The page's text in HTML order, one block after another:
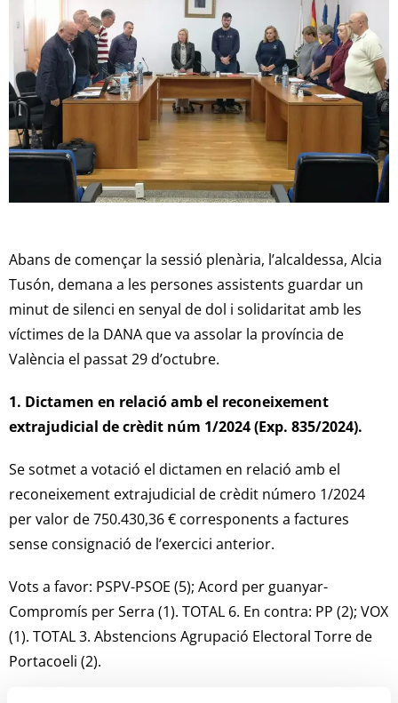
Abans de començar la sessió plenària, l’alcaldessa, Alcia
Tusón, demana a les persones assistents guardar un
minut de silenci en senyal de dol i solidaritat amb les
víctimes de la DANA que va assolar la província de
València el passat 29 d’octubre.
1. Dictamen en relació amb el reconeixement
extrajudicial de crèdit núm 1/2024 (Exp. 835/2024).
Se sotmet a votació el dictamen en relació amb el
reconeixement extrajudicial de crèdit número 1/2024
per valor de 750.430,36 € corresponents a factures
sense consignació de l’exercici anterior.
Vots a favor: PSPV-PSOE (5); Acord per guanyar-
Compromís per Serra (1). TOTAL 6. En contra: PP (2); VOX
(1). TOTAL 3. Abstencions Agrupació Electoral Torre de
Portacoeli (2).